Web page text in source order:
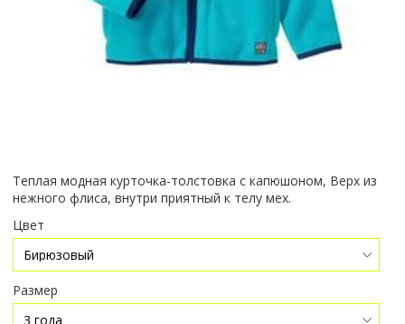
Теплая модная курточка-толстовка с капюшоном, Верх из
нежного флиса, внутри приятный к телу мех.
Цвет
Размер